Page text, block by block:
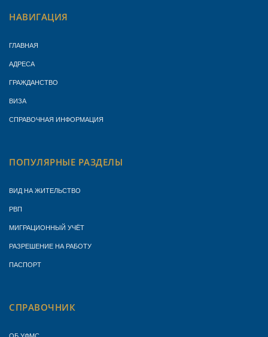
НАВИГАЦИЯ
ГЛАВНАЯ
АДРЕСА
ГРАЖДАНСТВО
ВИЗА
СПРАВОЧНАЯ ИНФОРМАЦИЯ
ПОПУЛЯРНЫЕ РАЗДЕЛЫ
ВИД НА ЖИТЕЛЬСТВО
РВП
МИГРАЦИОННЫЙ УЧЁТ
РАЗРЕШЕНИЕ НА РАБОТУ
ПАСПОРТ
СПРАВОЧНИК